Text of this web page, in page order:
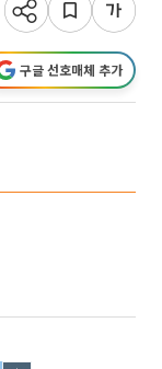
구글 선호매체 추가